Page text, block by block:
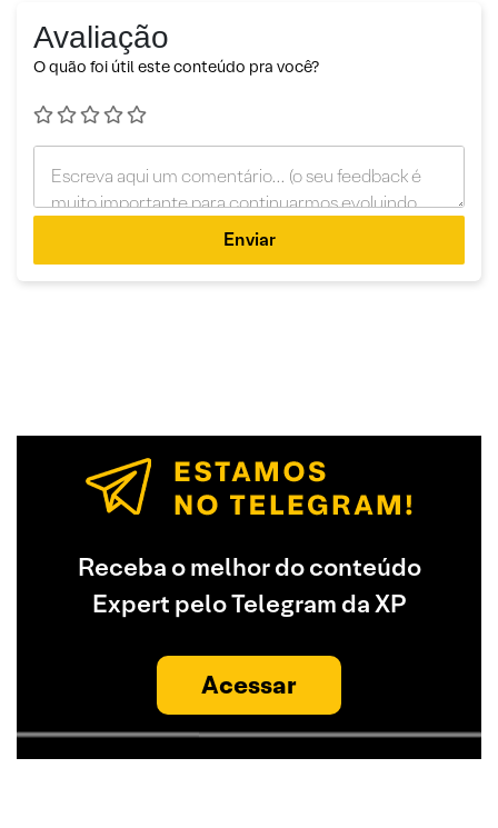
Avaliação
O quão foi útil este conteúdo pra você?
Enviar
Receba o melhor do conteúdo
Expert pelo Telegram da XP
Acessar